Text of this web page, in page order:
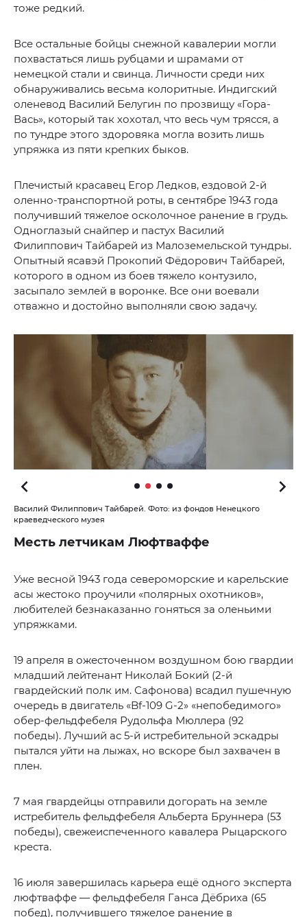
тоже редкий.
Все остальные бойцы снежной кавалерии могли
похвастаться лишь рубцами и шрамами от
немецкой стали и свинца. Личности среди них
обнаруживались весьма колоритные. Индигский
оленевод Василий Белугин по прозвищу «Гора-
Вась», который так хохотал, что весь чум трясся, а
по тундре этого здоровяка могла возить лишь
упряжка из пяти крепких быков.
Плечистый красавец Егор Ледков, ездовой 2-й
оленно-транспортной роты, в сентябре 1943 года
получивший тяжелое осколочное ранение в грудь.
Одноглазый снайпер и пастух Василий
Филиппович Тайбарей из Малоземельской тундры.
Опытный ясавэй Прокопий Фёдорович Тайбарей,
которого в одном из боев тяжело контузило,
засыпало землей в воронке. Все они воевали
отважно и достойно выполняли свою задачу.
Василий Филиппович Тайбарей. Фото: из фондов Ненецкого
краеведческого музея
Месть летчикам Люфтваффе
Уже весной 1943 года североморские и карельские
асы жестоко проучили «полярных охотников»,
любителей безнаказанно гоняться за оленьими
упряжками.
19 апреля в ожесточенном воздушном бою гвардии
младший лейтенант Николай Бокий (2-й
гвардейский полк им. Сафонова) всадил пушечную
очередь в двигатель «Bf-109 G-2» «непобедимого»
обер-фельдфебеля Рудольфа Мюллера (92
победы). Лучший ас 5-й истребительной эскадры
пытался уйти на лыжах, но вскоре был захвачен в
плен.
7 мая гвардейцы отправили догорать на земле
истребитель фельдфебеля Альберта Бруннера (53
победы), свежеиспеченного кавалера Рыцарского
креста.
16 июля завершилась карьера ещё одного эксперта
люфтваффе — фельдфебеля Ганса Дёбриха (65
побед), получившего тяжелое ранение в